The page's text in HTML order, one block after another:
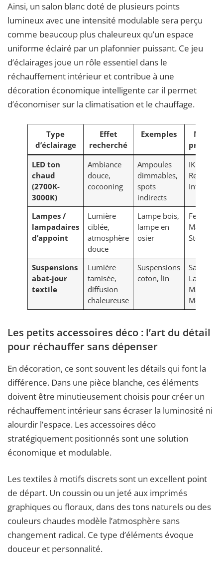
Ainsi, un salon blanc doté de plusieurs points
lumineux avec une intensité modulable sera perçu
comme beaucoup plus chaleureux qu’un espace
uniforme éclairé par un plafonnier puissant. Ce jeu
d’éclairages joue un rôle essentiel dans le
réchauffement intérieur et contribue à une
décoration économique intelligente car il permet
d’économiser sur la climatisation et le chauffage.
Type
d’éclairage
Effet
recherché
Exemples
LED ton
chaud
(2700K-
3000K)
Ambiance
douce,
cocooning
Ampoules
dimmables,
spots
indirects
IKEA, La
Redoute
Intérieurs
Lampes /
lampadaires
d’appoint
Lumière
ciblée,
atmosphère
douce
Lampe bois,
lampe en
osier
Ferm
Madam
Stoltz
Suspensions
abat-jour
textile
Lumière
tamisée,
diffusion
chaleureuse
Suspensions
coton, lin
Sarah
Lavoine,
Maison
Monde
Les petits accessoires déco : l’art du détail
pour réchauffer sans dépenser
En décoration, ce sont souvent les détails qui font la
différence. Dans une pièce blanche, ces éléments
doivent être minutieusement choisis pour créer un
réchauffement intérieur sans écraser la luminosité ni
alourdir l’espace. Les accessoires déco
stratégiquement positionnés sont une solution
économique et modulable.
Les textiles à motifs discrets sont un excellent point
de départ. Un coussin ou un jeté aux imprimés
graphiques ou floraux, dans des tons naturels ou des
couleurs chaudes modèle l’atmosphère sans
changement radical. Ce type d’éléments évoque
douceur et personnalité.